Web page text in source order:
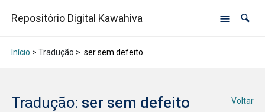
Repositório Digital Kawahiva
Início > Tradução > ser sem defeito
Tradução: ser sem defeito Voltar